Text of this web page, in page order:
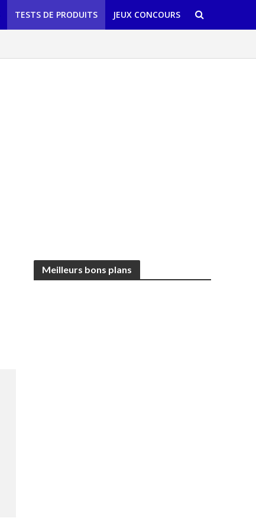
TESTS DE PRODUITS JEUX CONCOURS
Meilleurs bons plans